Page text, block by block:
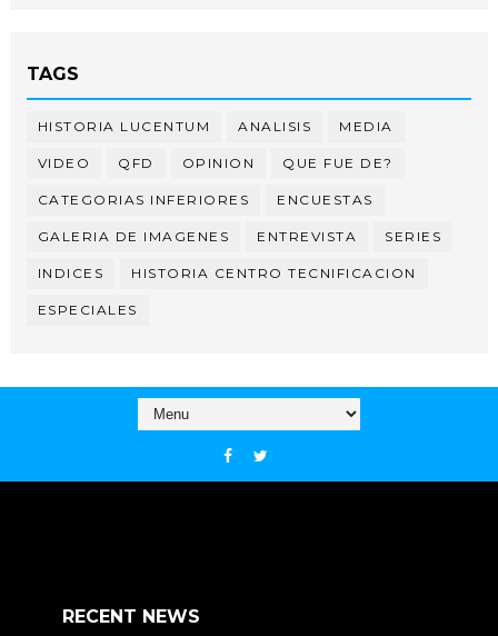
TAGS
HISTORIA LUCENTUM ANALISIS MEDIA
VIDEO QFD OPINION QUE FUE DE?
CATEGORIAS INFERIORES ENCUESTAS
GALERIA DE IMAGENES ENTREVISTA SERIES
INDICES HISTORIA CENTRO TECNIFICACION
ESPECIALES
RECENT NEWS